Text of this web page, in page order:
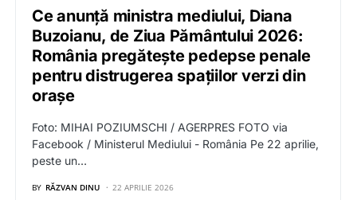
Ce anunță ministra mediului, Diana
Buzoianu, de Ziua Pământului 2026:
România pregătește pedepse penale
pentru distrugerea spațiilor verzi din
orașe
Foto: MIHAI POZIUMSCHI / AGERPRES FOTO via
Facebook / Ministerul Mediului - România Pe 22 aprilie,
peste un…
BY RĂZVAN DINU 22 APRILIE 2026